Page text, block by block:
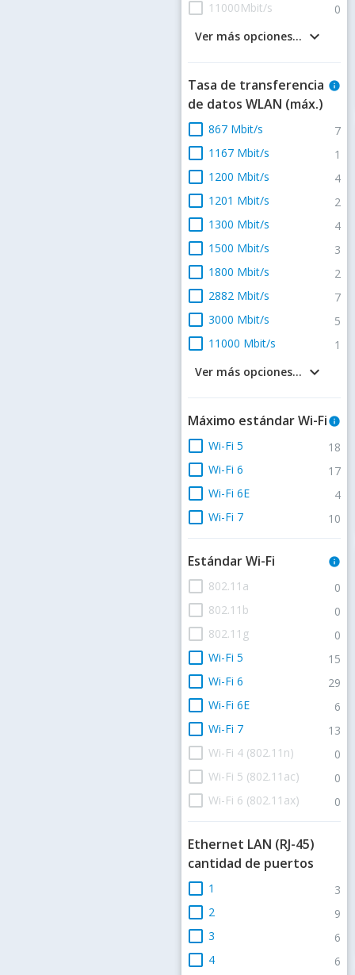
check_box_outline_blank 11000Mbit/s 0
keyboard_arrow_down
Ver más opciones...
Tasa de transferencia
de datos WLAN (máx.)
info
check_box_outline_blank 867 Mbit/s 7
check_box_outline_blank 1167 Mbit/s 1
check_box_outline_blank 1200 Mbit/s 4
check_box_outline_blank 1201 Mbit/s 2
check_box_outline_blank 1300 Mbit/s 4
check_box_outline_blank 1500 Mbit/s 3
check_box_outline_blank 1800 Mbit/s 2
check_box_outline_blank 2882 Mbit/s 7
check_box_outline_blank 3000 Mbit/s 5
check_box_outline_blank 11000 Mbit/s 1
keyboard_arrow_down
Ver más opciones...
Máximo estándar Wi-Fiinfo
check_box_outline_blank Wi-Fi 5 18
check_box_outline_blank Wi-Fi 6 17
check_box_outline_blank Wi-Fi 6E 4
check_box_outline_blank Wi-Fi 7 10
Estándar Wi-Fi info
check_box_outline_blank 802.11a 0
check_box_outline_blank 802.11b 0
check_box_outline_blank 802.11g 0
check_box_outline_blank Wi-Fi 5 15
check_box_outline_blank Wi-Fi 6 29
check_box_outline_blank Wi-Fi 6E 6
check_box_outline_blank Wi-Fi 7 13
check_box_outline_blank Wi-Fi 4 (802.11n) 0
check_box_outline_blank Wi-Fi 5 (802.11ac) 0
check_box_outline_blank Wi-Fi 6 (802.11ax) 0
Ethernet LAN (RJ-45)
cantidad de puertos
check_box_outline_blank 1 3
check_box_outline_blank 2 9
check_box_outline_blank 3 6
check_box_outline_blank 4 6